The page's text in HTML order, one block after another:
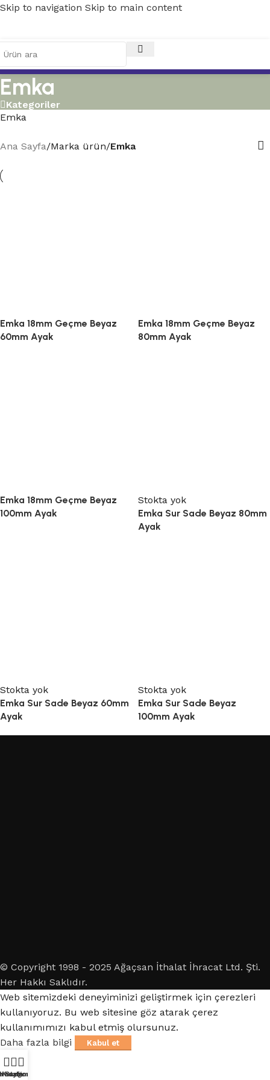
Skip to navigation Skip to main content
Emka
Kategoriler
Emka
Ana Sayfa/Marka ürün/Emka
Emka 18mm Geçme Beyaz
60mm Ayak
Emka 18mm Geçme Beyaz
80mm Ayak
Emka 18mm Geçme Beyaz
100mm Ayak
Stokta yok
Emka Sur Sade Beyaz 80mm
Ayak
Stokta yok
Emka Sur Sade Beyaz 60mm
Ayak
Stokta yok
Emka Sur Sade Beyaz
100mm Ayak
© Copyright 1998 - 2025 Ağaçsan İthalat İhracat Ltd. Şti.
Her Hakkı Saklıdır.
Sayfa
Hesabım
Kategoriler
Web sitemizdeki deneyiminizi geliştirmek için çerezleri
kullanıyoruz. Bu web sitesine göz atarak çerez
kullanımımızı kabul etmiş olursunuz.
Daha fazla bilgi
Kabul et